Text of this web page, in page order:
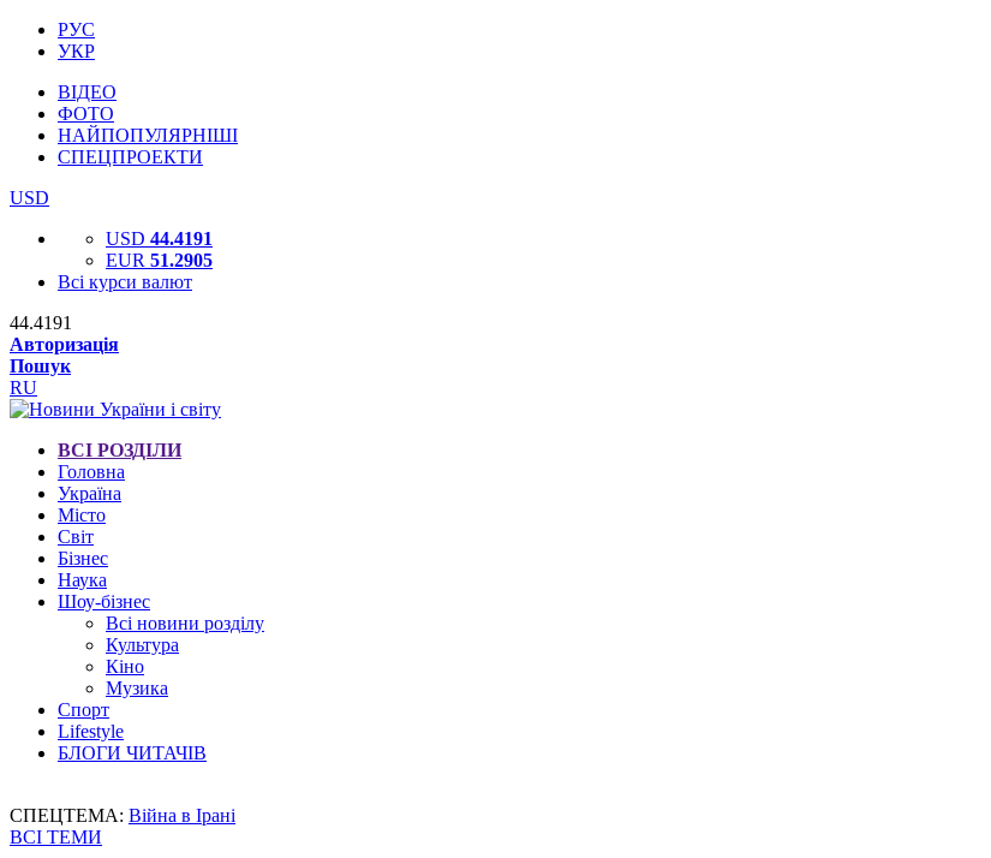
РУС
УКР
ВІДЕО
ФОТО
НАЙПОПУЛЯРНІШІ
СПЕЦПРОЕКТИ
USD
USD 44.4191
EUR 51.2905
Всі курси валют
44.4191
Авторизація
Пошук
RU
ВСІ РОЗДІЛИ
Головна
Україна
Місто
Світ
Бізнес
Наука
Шоу-бізнес
Всі новини розділу
Культура
Кіно
Музика
Спорт
Lifestyle
БЛОГИ ЧИТАЧІВ
СПЕЦТЕМА: Війна в Ірані
ВСІ ТЕМИ